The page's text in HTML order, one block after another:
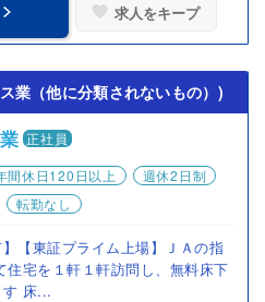
求人をキープ
業（他に分類されないもの）)
正社員
間休日120日以上
週休2日制
転勤なし
】【東証プライム上場】ＪＡの指
住宅を１軒１軒訪問し、無料床下
床...